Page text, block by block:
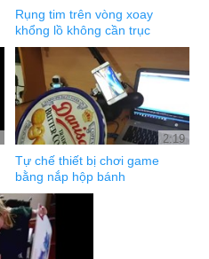
Rụng tim trên vòng xoay
khổng lồ không cần trục
2:19
Tự chế thiết bị chơi game
bằng nắp hộp bánh